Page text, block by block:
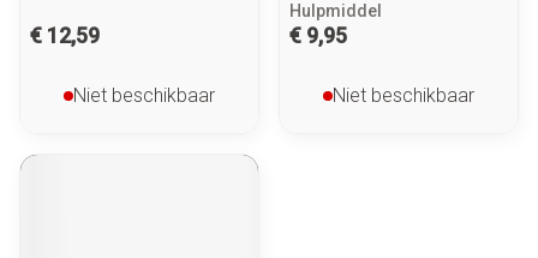
€ 12,59
Niet beschikbaar
Hulpmiddel
€ 9,95
Niet beschikbaar